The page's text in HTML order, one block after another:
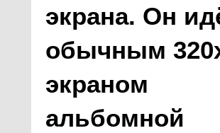
экрана. Он
обычным
экраном
альбомной